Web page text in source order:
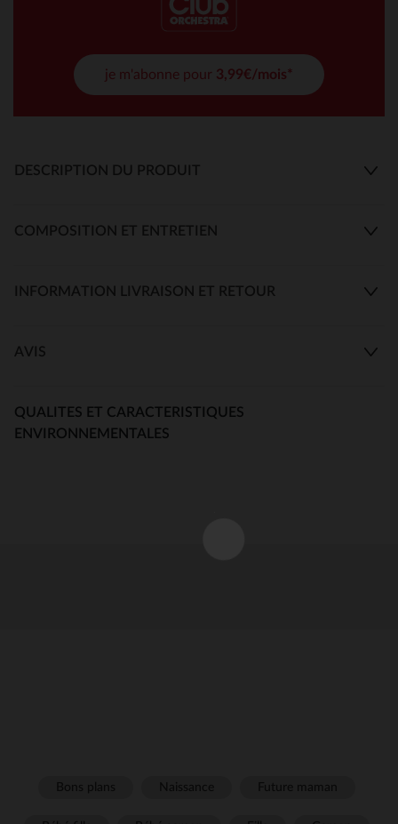
je m'abonne pour 3,99€/mois*
DESCRIPTION DU PRODUIT
COMPOSITION ET ENTRETIEN
INFORMATION LIVRAISON ET RETOUR
AVIS
QUALITES ET CARACTERISTIQUES
ENVIRONNEMENTALES